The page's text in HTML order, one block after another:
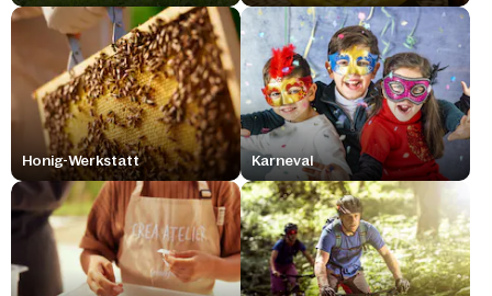
Honig-Werkstatt Karneval